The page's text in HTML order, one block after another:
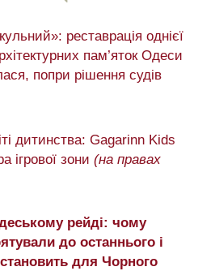
реставрація однієї
пам’яток Одеси
попри рішення судів
дитинства: Gagarinn Kids
ігрової зони (на правах
рейді: чому
до останнього і
становить для Чорного